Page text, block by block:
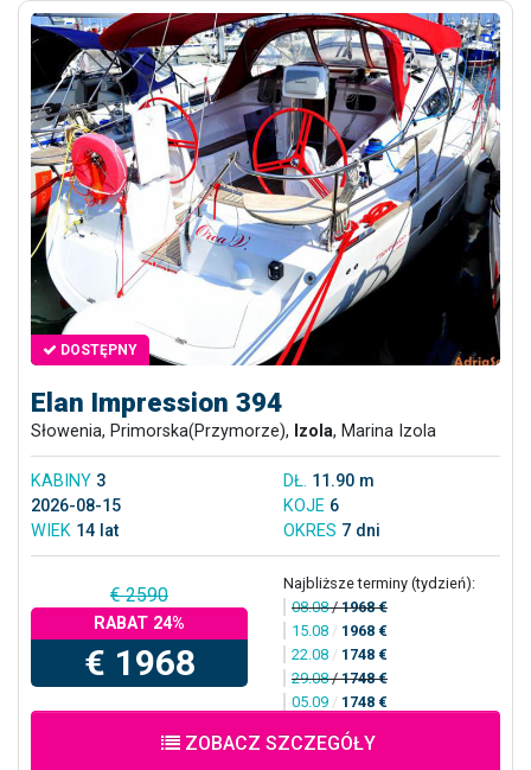
DOSTĘPNY
Elan Impression 394
Słowenia, Primorska(Przymorze), Izola, Marina Izola
KABINY 3 DŁ. 11.90 m
2026-08-15
KOJE 6
WIEK 14 lat OKRES 7 dni
€ 2590
RABAT 24%
€ 1968
Najbliższe terminy (tydzień):
08.08/1968 €
15.08 / 1968 €
22.08 / 1748 €
29.08/1748 €
05.09 / 1748 €
ZOBACZ SZCZEGÓŁY